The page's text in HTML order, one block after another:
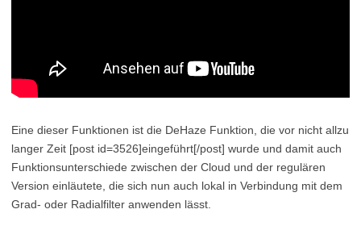
Eine dieser Funktionen ist die DeHaze Funktion, die vor nicht allzu
langer Zeit [post id=3526]eingeführt[/post] wurde und damit auch
Funktionsunterschiede zwischen der Cloud und der regulären
Version einläutete, die sich nun auch lokal in Verbindung mit dem
Grad- oder Radialfilter anwenden lässt.